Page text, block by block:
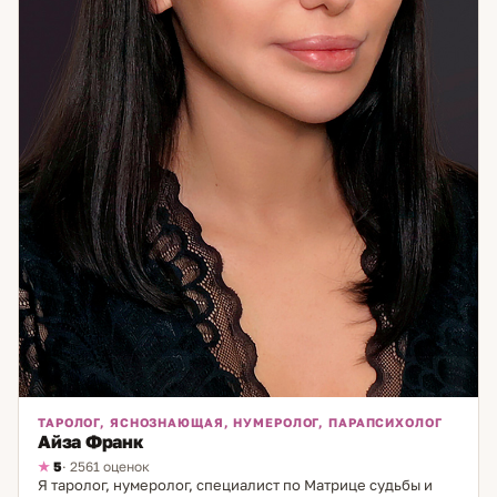
Суворовой станет надёжным шагом к внутренней
гармонии и жизненной ясности.
ТАРОЛОГ, ЯСНОЗНАЮЩАЯ, НУМЕРОЛОГ, ПАРАПСИХОЛОГ
Айза Франк
5· 2561 оценок
Я таролог, нумеролог, специалист по Матрице судьбы и